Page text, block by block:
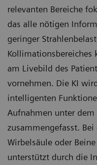
relevanten Bereiche
das alle nötigen
geringer
Kollimationsbereiches
am Livebild des
vornehmen. Die KI
intelligenten
Aufnahmen unter
zusammengefasst.
Wirbelsäule oder
unterstützt durch die